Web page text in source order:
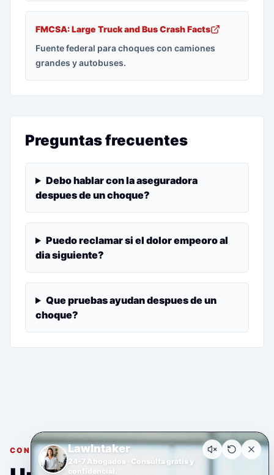
FMCSA: Large Truck and Bus Crash Facts
Fuente federal para choques con camiones
grandes y autobuses.
Preguntas frecuentes
Debo hablar con la aseguradora
despues de un choque?
Puedo reclamar si el dolor empeoro al
dia siguiente?
Que pruebas ayudan despues de un
choque?
CONSULTA GRATUITA Y CONFIDENCIAL
LawIntaker
24-7 Abogados · Consulta gratis y
confidencial.